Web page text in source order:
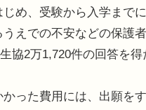
め、受験から入学まで
えでの不安などの保護
協2万1,720件の回答を得
った費用には、出願を